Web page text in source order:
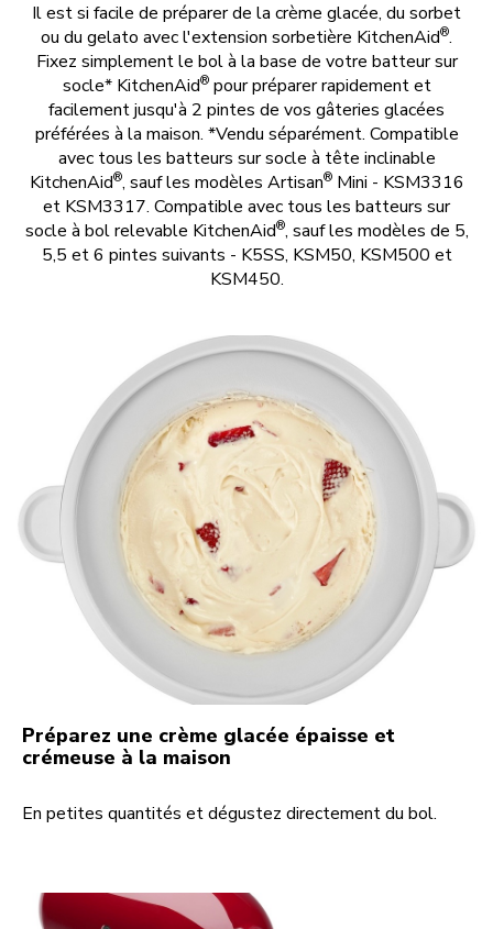
Il est si facile de préparer de la crème glacée, du sorbet
ou du gelato avec l'extension sorbetière KitchenAid®.
Fixez simplement le bol à la base de votre batteur sur
socle* KitchenAid®pour préparer rapidement et
facilement jusqu'à 2 pintes de vos gâteries glacées
préférées à la maison. *Vendu séparément. Compatible
avec tous les batteurs sur socle à tête inclinable
KitchenAid®, sauf les modèles Artisan®Mini - KSM3316
et KSM3317. Compatible avec tous les batteurs sur
socle à bol relevable KitchenAid®, sauf les modèles de 5,
5,5 et 6 pintes suivants - K5SS, KSM50, KSM500 et
KSM450.
Préparez une crème glacée épaisse et
crémeuse à la maison
En petites quantités et dégustez directement du bol.